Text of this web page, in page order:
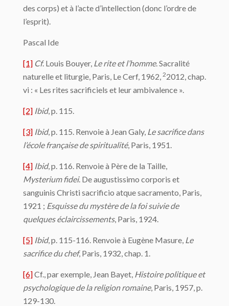
des corps) et à l’acte d’intellection (donc l’ordre de
l’esprit).
Pascal Ide
[1] Cf. Louis Bouyer, Le rite et l’homme. Sacralité
naturelle et liturgie, Paris, Le Cerf, 1962, 22012, chap.
vi : « Les rites sacrificiels et leur ambivalence ».
[2] Ibid, p. 115.
[3] Ibid, p. 115. Renvoie à Jean Galy, Le sacrifice dans
l’école française de spiritualité, Paris, 1951.
[4] Ibid, p. 116. Renvoie à Père de la Taille,
Mysterium fidei. De augustissimo corporis et
sanguinis Christi sacrificio atque sacramento, Paris,
1921 ; Esquisse du mystère de la foi suivie de
quelques éclaircissements, Paris, 1924.
[5] Ibid, p. 115-116. Renvoie à Eugène Masure, Le
sacrifice du chef, Paris, 1932, chap. 1.
[6]Cf., par exemple, Jean Bayet, Histoire politique et
psychologique de la religion romaine, Paris, 1957, p.
129-130.